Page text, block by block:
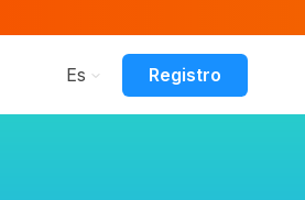
Es Registro